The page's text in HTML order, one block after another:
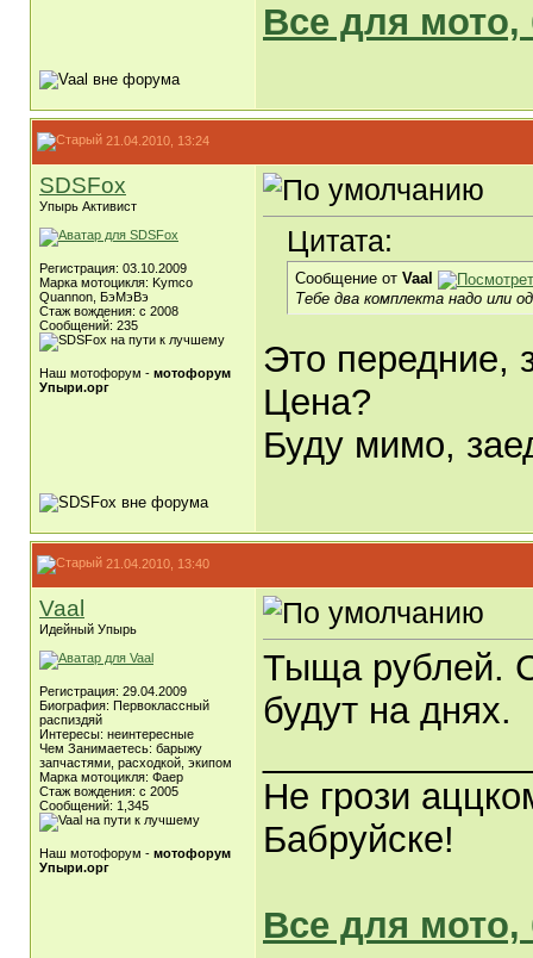
Все для мото,
21.04.2010, 13:24
SDSFox
Упырь Активист
Регистрация: 03.10.2009
Марка мотоцикля: Kymco
Quannon, БэМэВэ
Стаж вождения: c 2008
Сообщений: 235
Наш мотофорум - мотофорум
Упыри.орг
Цитата:
Сообщение от Vaal
Тебе два комплекта надо или
Это передние,
Цена?
Буду мимо,
21.04.2010, 13:40
Vaal
Идейный Упырь
Регистрация: 29.04.2009
Биография: Первоклассный
распиздяй
Интересы: неинтересные
Чем Занимаетесь: барыжу
запчастями, расходкой, экипом
Марка мотоцикля: Фаер
Стаж вождения: с 2005
Сообщений: 1,345
Наш мотофорум - мотофорум
Упыри.орг
Тыща рублей.
будут на днях.
Не грози
Бабруйске!
Все для мото,